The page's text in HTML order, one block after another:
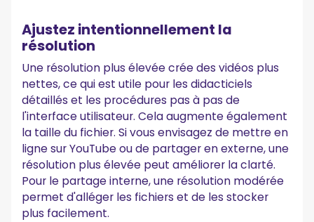
Ajustez intentionnellement la
résolution
Une résolution plus élevée crée des vidéos plus
nettes, ce qui est utile pour les didacticiels
détaillés et les procédures pas à pas de
l'interface utilisateur. Cela augmente également
la taille du fichier. Si vous envisagez de mettre en
ligne sur YouTube ou de partager en externe, une
résolution plus élevée peut améliorer la clarté.
Pour le partage interne, une résolution modérée
permet d'alléger les fichiers et de les stocker
plus facilement.